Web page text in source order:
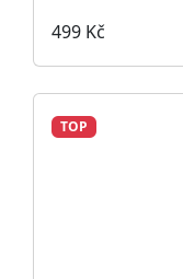
499 Kč
TOP